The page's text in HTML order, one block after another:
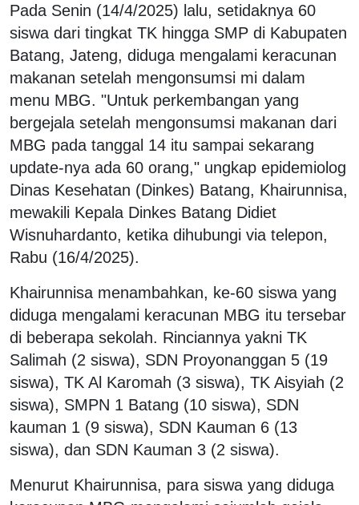
Pada Senin (14/4/2025) lalu, setidaknya 60
siswa dari tingkat TK hingga SMP di Kabupaten
Batang, Jateng, diduga mengalami keracunan
makanan setelah mengonsumsi mi dalam
menu MBG. "Untuk perkembangan yang
bergejala setelah mengonsumsi makanan dari
MBG pada tanggal 14 itu sampai sekarang
update-nya ada 60 orang," ungkap epidemiolog
Dinas Kesehatan (Dinkes) Batang, Khairunnisa,
mewakili Kepala Dinkes Batang Didiet
Wisnuhardanto, ketika dihubungi via telepon,
Rabu (16/4/2025).
Khairunnisa menambahkan, ke-60 siswa yang
diduga mengalami keracunan MBG itu tersebar
di beberapa sekolah. Rinciannya yakni TK
Salimah (2 siswa), SDN Proyonanggan 5 (19
siswa), TK Al Karomah (3 siswa), TK Aisyiah (2
siswa), SMPN 1 Batang (10 siswa), SDN
kauman 1 (9 siswa), SDN Kauman 6 (13
siswa), dan SDN Kauman 3 (2 siswa).
Menurut Khairunnisa, para siswa yang diduga